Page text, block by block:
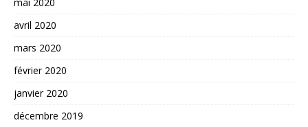
avril 2020
mars 2020
février 2020
janvier 2020
décembre 2019